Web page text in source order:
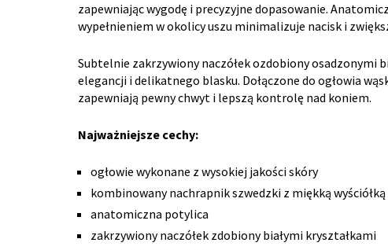
zapewniając wygodę i precyzyjne dopasowanie.
wypełnieniem w okolicy uszu minimalizuje nacisk i
Subtelnie zakrzywiony naczółek ozdobiony osadzonymi
elegancji i delikatnego blasku. Dołączone do ogłowia
zapewniają pewny chwyt i lepszą kontrolę nad koniem.
Najważniejsze cechy:
ogłowie wykonane z wysokiej jakości skóry
kombinowany nachrapnik szwedzki z miękką wyściółką
anatomiczna potylica
zakrzywiony naczółek zdobiony białymi kryształkami